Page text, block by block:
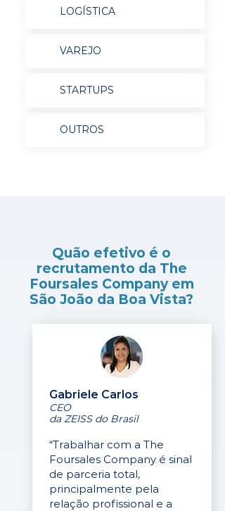
LOGÍSTICA
VAREJO
STARTUPS
OUTROS
Quão efetivo é o
recrutamento da The
Foursales Company em
São João da Boa Vista?
Gabriele Carlos
CEO
da ZEISS do Brasil
“Trabalhar com a The
Foursales Company é sinal
de parceria total,
principalmente pela
relação profissional e a